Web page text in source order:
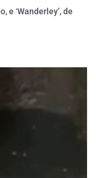
e ‘Wanderley’, de